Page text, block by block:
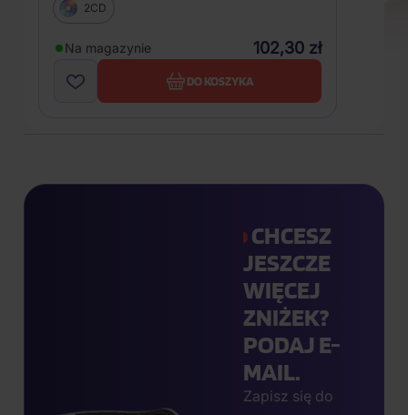
2CD
Na magazynie 102,30 zł
DO KOSZYKA
CHCESZ
JESZCZE
WIĘCEJ
ZNIŻEK?
PODAJ E-
MAIL.
Zapisz się do